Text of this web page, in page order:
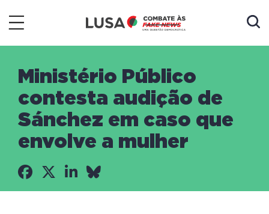
Ministério Público
contesta audição de
Sánchez em caso que
envolve a mulher